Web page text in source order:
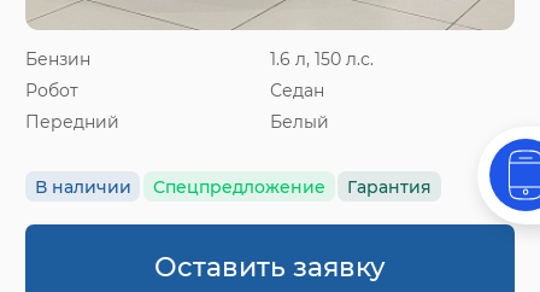
Бензин
1.6 л, 150 л.с.
Робот
Седан
Передний
Белый
В наличии Спецпредложение Гарантия
Оставить заявку